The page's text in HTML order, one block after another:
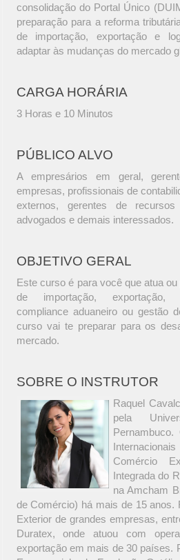
consolidação do Portal Único
preparação para a reforma
de importação, exportação e
adaptar às mudanças do mercado
CARGA HORÁRIA
3 Horas e 10 Minutos
PÚBLICO ALVO
A empresários em geral,
empresas, profissionais de
externos, gerentes de recursos
advogados e demais interessados.
OBJETIVO GERAL
Este curso é para você que atua
de importação, exportação,
compliance aduaneiro ou gestão
curso vai te preparar para os
mercado.
SOBRE O INSTRUTOR
Raquel
pela
Comércio
Integrada do
na Amcham
de Comércio) há mais de 15 anos.
Exterior de grandes empresas,
Duratex, onde atuou com
exportação em mais de 30 países.